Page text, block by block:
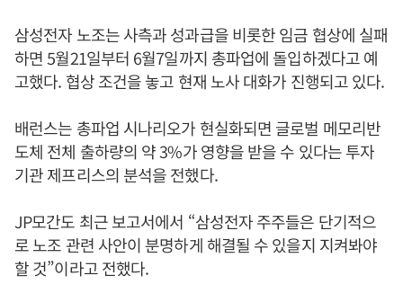
삼성전자 노조는 사측과 성과급을 비롯한 임금 협상에 실패
하면 5월21일부터 6월7일까지 총파업에 돌입하겠다고 예
고했다. 협상 조건을 놓고 현재 노사 대화가 진행되고 있다.
배런스는 총파업 시나리오가 현실화되면 글로벌 메모리반
도체 전체 출하량의 약 3%가 영향을 받을 수 있다는 투자
기관 제프리스의 분석을 전했다.
JP모간도 최근 보고서에서 “삼성전자 주주들은 단기적으
로 노조 관련 사안이 분명하게 해결될 수 있을지 지켜봐야
할 것”이라고 전했다.